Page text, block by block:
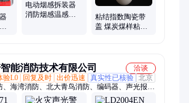
电动烟感拆装器
消防烟感温感电
粘结指数陶瓷带
盖 煤炭煤样粘结
能消防技术有限公司
洽谈
验L0 回复及时 出价迅速 真实性已核验 北京
、海湾消防、北大青鸟消防、编码器、声光报警
防报警、霍尼韦尔消防、探测器、控制模块、主